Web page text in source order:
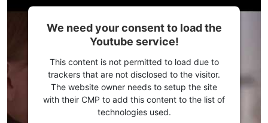
We need your consent to load the
Youtube service!
This content is not permitted to load due to
trackers that are not disclosed to the visitor.
The website owner needs to setup the site
with their CMP to add this content to the list of
technologies used.